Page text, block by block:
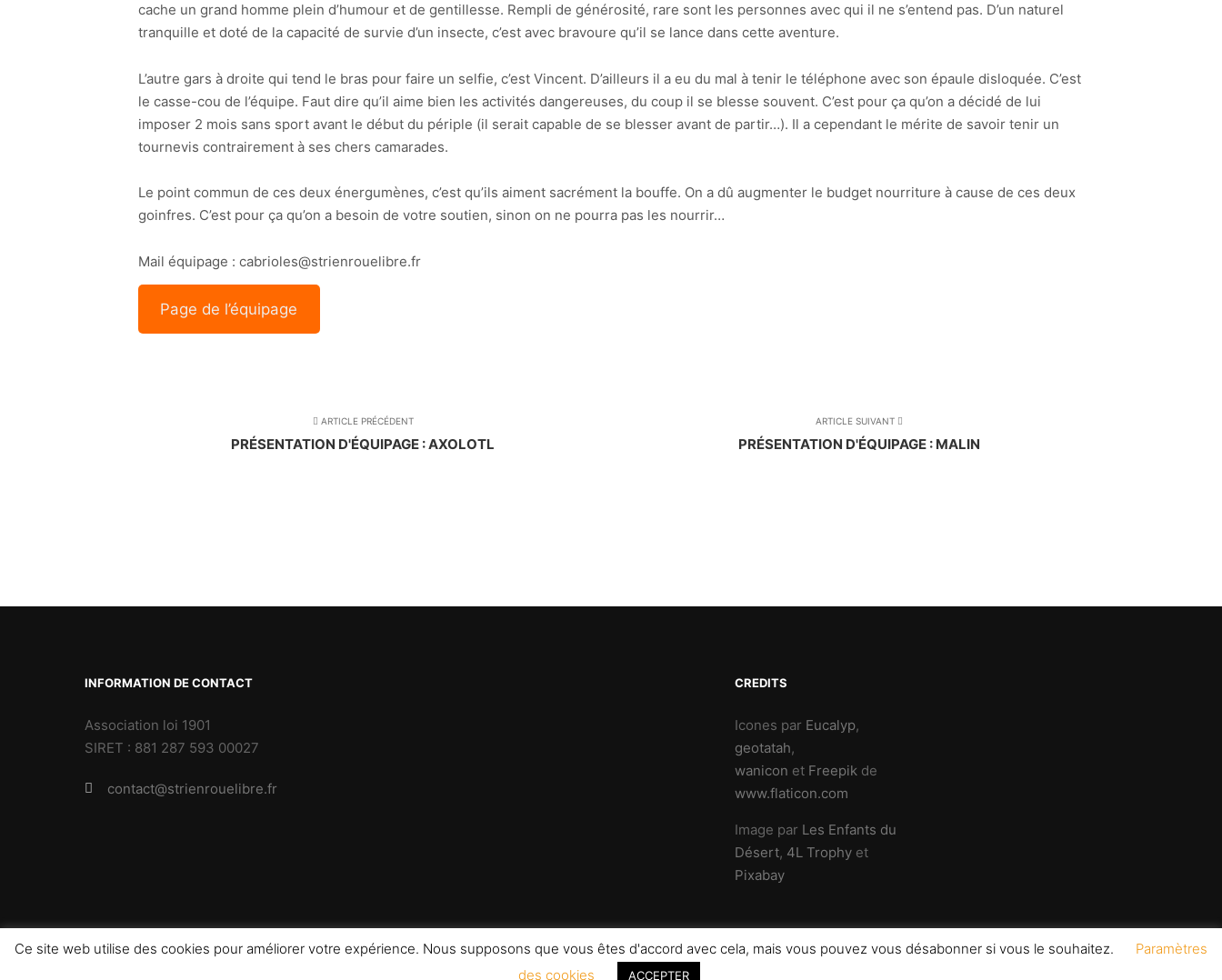
cache un grand homme plein d’humour et de gentillesse. Rempli de générosité, rare sont les personnes avec qui il ne s’entend pas. D’un naturel
tranquille et doté de la capacité de survie d’un insecte, c’est avec bravoure qu’il se lance dans cette aventure.
L’autre gars à droite qui tend le bras pour faire un selfie, c’est Vincent. D’ailleurs il a eu du mal à tenir le téléphone avec son épaule disloquée. C’est
le casse-cou de l’équipe. Faut dire qu’il aime bien les activités dangereuses, du coup il se blesse souvent. C’est pour ça qu’on a décidé de lui
imposer 2 mois sans sport avant le début du périple (il serait capable de se blesser avant de partir…). Il a cependant le mérite de savoir tenir un
tournevis contrairement à ses chers camarades.
Le point commun de ces deux énergumènes, c’est qu’ils aiment sacrément la bouffe. On a dû augmenter le budget nourriture à cause de ces deux
goinfres. C’est pour ça qu’on a besoin de votre soutien, sinon on ne pourra pas les nourrir…
Mail équipage : cabrioles@strienrouelibre.fr
Page de l’équipage
ARTICLE PRÉCÉDENT
PRÉSENTATION D'ÉQUIPAGE : AXOLOTL
ARTICLE SUIVANT
PRÉSENTATION D'ÉQUIPAGE : MALIN
INFORMATION DE CONTACT
Association loi 1901
SIRET : 881 287 593 00027
contact@strienrouelibre.fr
CREDITS
Icones par Eucalyp,
geotatah,
wanicon et Freepik de
www.flaticon.com
Image par Les Enfants du
Désert, 4L Trophy et
Pixabay
Ce site web utilise des cookies pour améliorer votre expérience. Nous supposons que vous êtes d'accord avec cela, mais vous pouvez vous désabonner si vous le souhaitez.
Paramètres
des cookies
ACCEPTER